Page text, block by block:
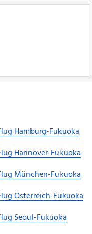
Hamburg-Fukuoka
Hannover-Fukuoka
München-Fukuoka
Österreich-Fukuoka
Seoul-Fukuoka